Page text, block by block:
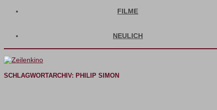
FILME
NEULICH
SCHLAGWORTARCHIV: PHILIP SIMON